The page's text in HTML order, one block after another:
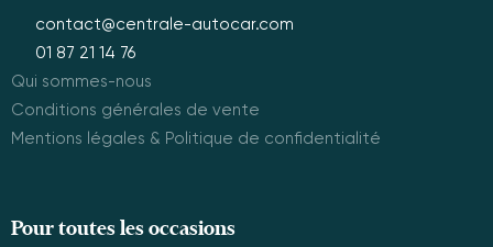
contact@centrale-autocar.com
01 87 21 14 76
Qui sommes-nous
Conditions générales de vente
Mentions légales & Politique de confidentialité
Pour toutes les occasions